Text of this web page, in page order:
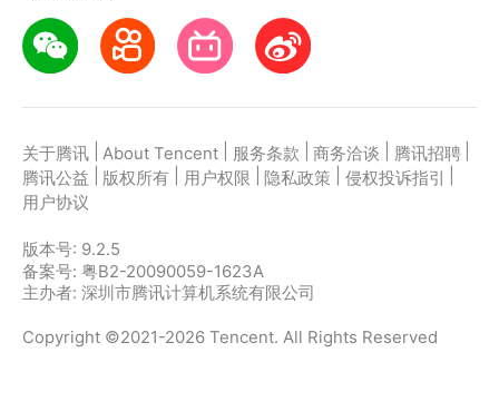
关于腾讯 About Tencent 服务条款 商务洽谈 腾讯招聘
腾讯公益
版权所有 用户权限 隐私政策 侵权投诉指引
用户协议
版本号: 9.2.5
备案号: 粤B2-20090059-1623A
主办者: 深圳市腾讯计算机系统有限公司
Copyright ©2021-2026 Tencent. All Rights Reserved